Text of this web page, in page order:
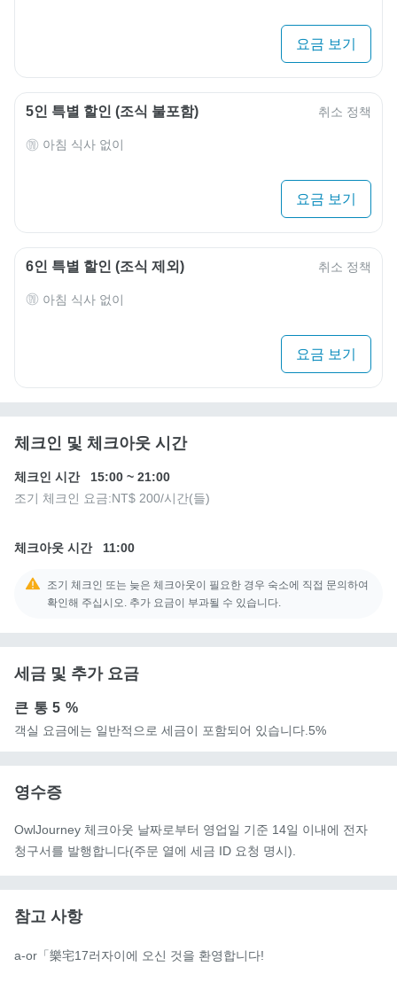
요금 보기
5인 특별 할인 (조식 불포함) 취소 정책
아침 식사 없이
요금 보기
6인 특별 할인 (조식 제외) 취소 정책
아침 식사 없이
요금 보기
체크인 및 체크아웃 시간
체크인 시간 15:00 ~ 21:00
조기 체크인 요금:NT$ 200/시간(들)
체크아웃 시간 11:00
조기 체크인 또는 늦은 체크아웃이 필요한 경우 숙소에 직접 문의하여
확인해 주십시오. 추가 요금이 부과될 수 있습니다.
세금 및 추가 요금
큰 통5 %
객실 요금에는 일반적으로 세금이 포함되어 있습니다.5%
영수증
OwlJourney 체크아웃 날짜로부터 영업일 기준 14일 이내에 전자
청구서를 발행합니다(주문 열에 세금 ID 요청 명시).
참고 사항
a-or「樂宅17러자이에 오신 것을 환영합니다!